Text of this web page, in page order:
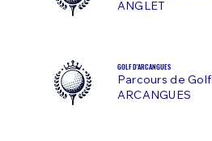
ANGLET
GOLF D'ARCANGUES
Parcours de Golf
ARCANGUES